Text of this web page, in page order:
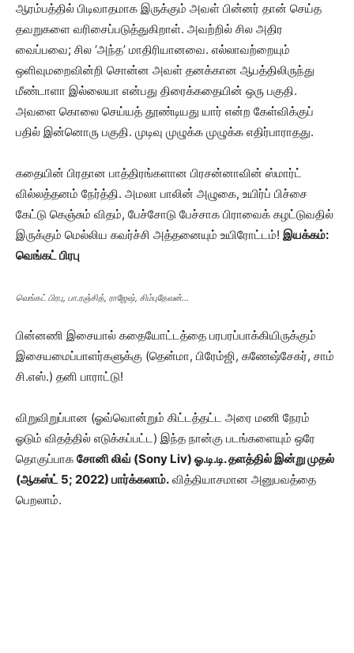
ஆரம்பத்தில் பிடிவாதமாக இருக்கும் அவள் பின்னர் தான் செய்த
தவறுகளை வரிசைப்படுத்துகிறாள். அவற்றில் சில அதிர
வைப்பவை; சில ‘அந்த’ மாதிரியானவை. எல்லாவற்றையும்
ஒளிவுமறைவின்றி சொன்ன அவள் தனக்கான ஆபத்திலிருந்து
மீண்டாளா இல்லையா என்பது திரைக்கதையின் ஒரு பகுதி.
அவளை கொலை செய்யத் தூண்டியது யார் என்ற கேள்விக்குப்
பதில் இன்னொரு பகுதி. முடிவு முழுக்க முழுக்க எதிர்பாராதது.
கதையின் பிரதான பாத்திரங்களான பிரசன்னாவின் ஸ்மார்ட்
வில்லத்தனம் நேர்த்தி. அமலா பாலின் அழுகை, உயிர்ப் பிச்சை
கேட்டு கெஞ்சும் விதம், பேச்சோடு பேச்சாக பிராவைக் கழட்டுவதில்
இருக்கும் மெல்லிய கவர்ச்சி அத்தனையும் உயிரோட்டம்! இயக்கம்:
வெங்கட் பிரபு
வெங்கட் பிரபு, பா.ரஞ்சித், ராஜேஷ், சிம்புதேவன்…
பின்னணி இசையால் கதையோட்டத்தை பரபரப்பாக்கியிருக்கும்
இசையமைப்பாளர்களுக்கு (தென்மா, பிரேம்ஜி, கணேஷ்சேகர், சாம்
சி.எஸ்.) தனி பாராட்டு!
விறுவிறுப்பான (ஓவ்வொன்றும் கிட்டத்தட்ட அரை மணி நேரம்
ஓடும் விதத்தில் எடுக்கப்பட்ட) இந்த நான்கு படங்களையும் ஒரே
தொகுப்பாக சோனி லிவ் (Sony Liv) ஓ.டி.டி. தளத்தில் இன்று முதல்
(ஆகஸ்ட் 5; 2022) பார்க்கலாம். வித்தியாசமான அனுபவத்தை
பெறலாம்.